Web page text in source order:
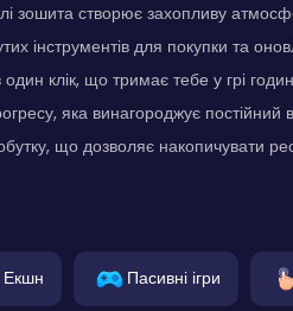
зошита створює захопливу
інструментів для покупки та
клік, що тримає тебе у грі
яка винагороджує
що дозволяє накопичувати
Екшн Пасивні ігри